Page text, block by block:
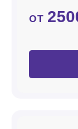
от